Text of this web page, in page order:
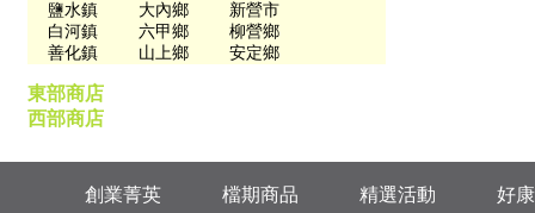
鹽水鎮
大內鄉
新營市
白河鎮
六甲鄉
柳營鄉
善化鎮
山上鄉 安定鄉
東部商店
西部商店
創業菁英
檔期商品
精選活動
好